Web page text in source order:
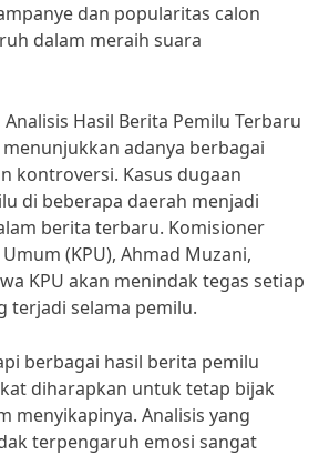
dan popularitas calon
dalam meraih suara
Hasil Berita Pemilu Terbaru
adanya berbagai
kontroversi. Kasus dugaan
di beberapa daerah menjadi
berita terbaru. Komisioner
(KPU), Ahmad Muzani,
KPU akan menindak tegas setiap
terjadi selama pemilu.
berbagai hasil berita pemilu
diharapkan untuk tetap bijak
menyikapinya. Analisis yang
terpengaruh emosi sangat